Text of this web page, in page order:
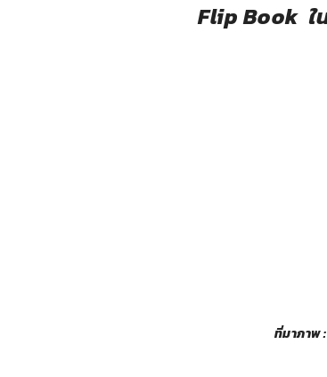
Flip Book ใ
ที่มาภาพ